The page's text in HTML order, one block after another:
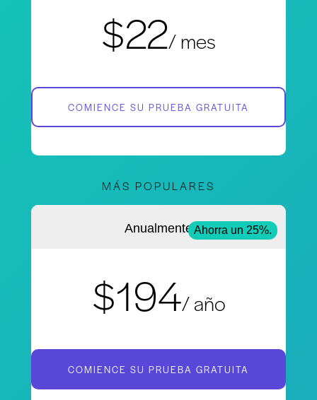
$22/ mes
COMIENCE SU PRUEBA GRATUITA
MÁS POPULARES
AnualmenteAhorra un 25%.
$194/ año
COMIENCE SU PRUEBA GRATUITA